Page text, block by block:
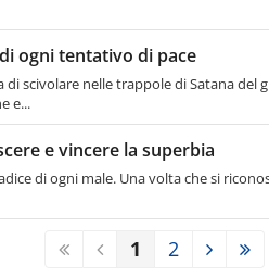
ogni tentativo di pace
di scivolare nelle trappole di Satana
e...
e vincere la superbia
di ogni male. Una volta che si
1 2